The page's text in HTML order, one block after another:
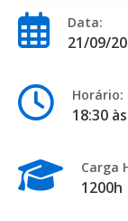
Data:
21/09/
Horário:
18:30
Carga